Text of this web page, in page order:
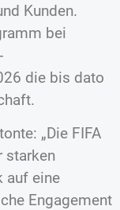
Kunden.
bei
die bis dato
„Die FIFA
starken
auf eine
Engagement